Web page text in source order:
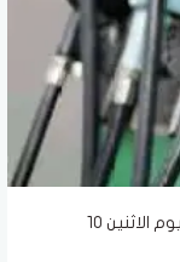
أنبوبة الغاز بـ550 جنيها.. أسعار البنزين والسولار اليوم الاثنين 10